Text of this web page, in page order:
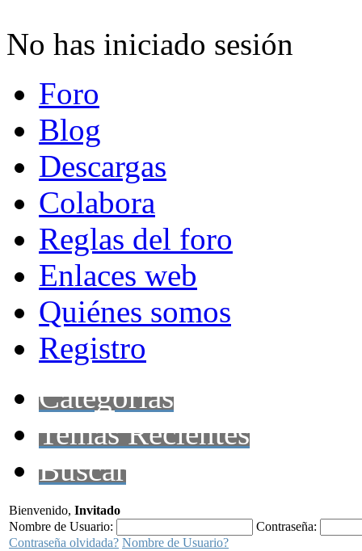
No has iniciado sesión
Foro
Blog
Descargas
Colabora
Reglas del foro
Enlaces web
Quiénes somos
Registro
Categorías
Temas Recientes
Buscar
Bienvenido, Invitado
Nombre de Usuario:
Contraseña:
Contraseña olvidada? Nombre de Usuario?